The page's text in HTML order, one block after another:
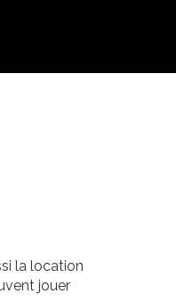
la location
jouer